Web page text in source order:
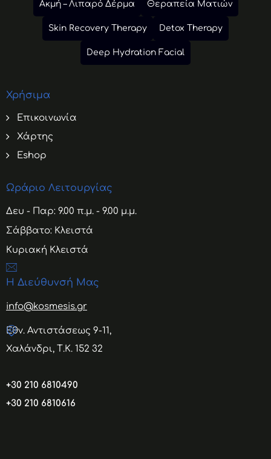
Ακμή – Λιπαρό Δέρμα Θεραπεία Ματιών
Skin Recovery Therapy Detox Therapy
Deep Hydration Facial
Χρήσιμα
Επικοινωνία
Χάρτης
Eshop
Ωράριο Λειτουργίας
Δευ - Παρ: 9.00 π.μ. - 9.00 μ.μ.
Σάββατο: Κλειστά
Κυριακή Κλειστά
Η Διεύθυνσή Μας
Εθν. Αντιστάσεως 9-11,
Χαλάνδρι, Τ.Κ. 152 32
+30 210 6810490
+30 210 6810616
info@kosmesis.gr